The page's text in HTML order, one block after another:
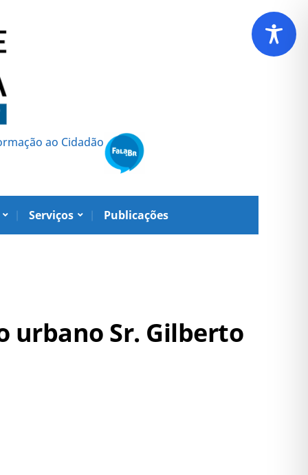
ao Cidadão
Serviços Publicações
urbano Sr. Gilberto